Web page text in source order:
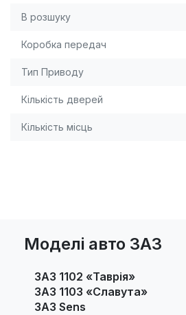
В розшуку
Коробка передач
Тип Приводу
Кількість дверей
Кількість місць
Моделі авто ЗАЗ
ЗАЗ 1102 «Таврія»
ЗАЗ 1103 «Славута»
ЗАЗ Sens